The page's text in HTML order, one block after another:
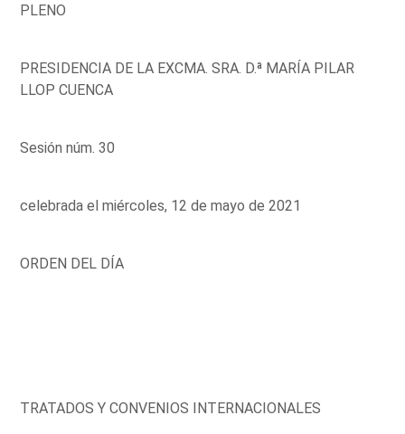
PLENO
PRESIDENCIA DE LA EXCMA. SRA. D.ª MARÍA PILAR
LLOP CUENCA
Sesión núm. 30
celebrada el miércoles, 12 de mayo de 2021
ORDEN DEL DÍA
TRATADOS Y CONVENIOS INTERNACIONALES